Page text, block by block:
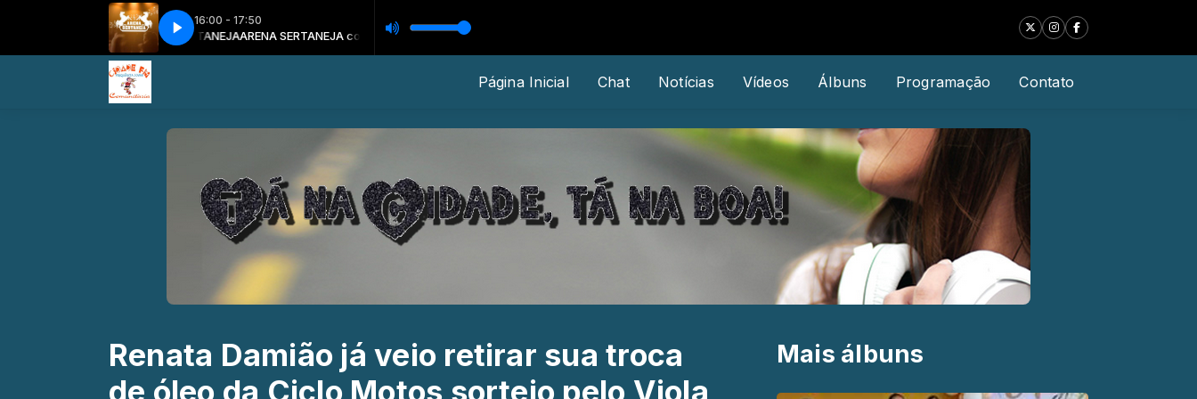
16:00 - 17:50
PINHEIRO E O ARENA SERTANEJAARENA SERTANEJA com JUNIOR PINHEIRO E O ARENA SERTANEJA
Página Inicial Chat Notícias Vídeos Álbuns Programação Contato
Renata Damião já veio retirar sua troca
de óleo da Ciclo Motos sorteio pelo Viola
Mais álbuns